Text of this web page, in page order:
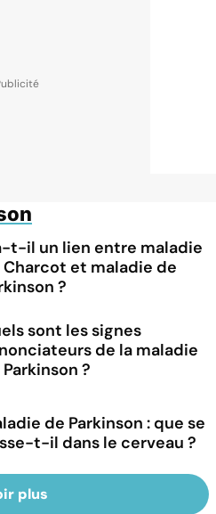
t-il un lien entre maladie
Charcot et maladie de
?
sont les signes
de la maladie
?
de Parkinson : que se
t-il dans le cerveau ?
plus